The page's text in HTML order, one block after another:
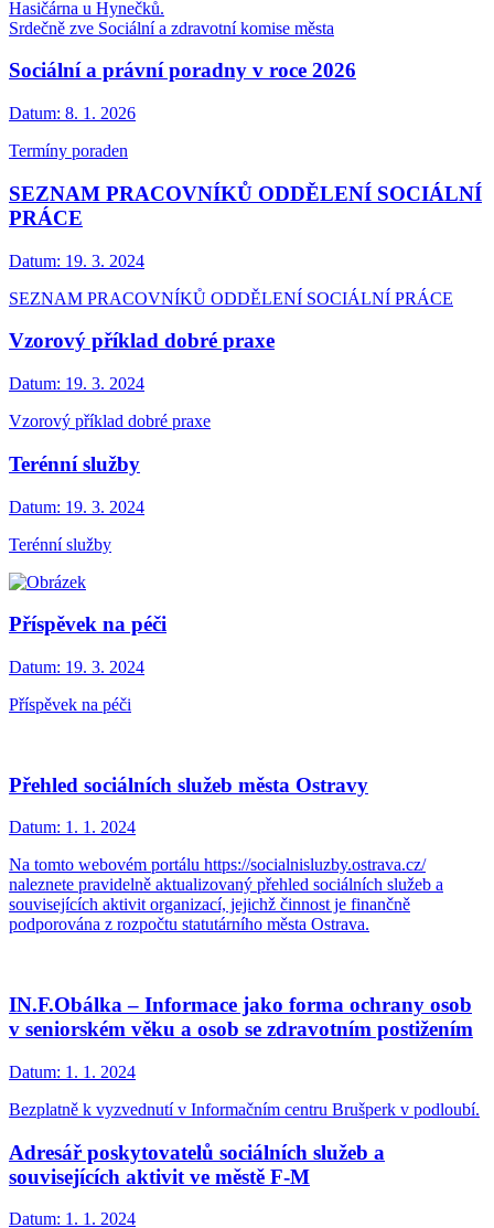
Hasičárna u Hynečků.
Srdečně zve Sociální a zdravotní komise města
Sociální a právní poradny v roce 2026
Datum: 8. 1. 2026
Termíny poraden
SEZNAM PRACOVNÍKŮ ODDĚLENÍ SOCIÁLNÍ
PRÁCE
Datum: 19. 3. 2024
SEZNAM PRACOVNÍKŮ ODDĚLENÍ SOCIÁLNÍ PRÁCE
Vzorový příklad dobré praxe
Datum: 19. 3. 2024
Vzorový příklad dobré praxe
Terénní služby
Datum: 19. 3. 2024
Terénní služby
Příspěvek na péči
Datum: 19. 3. 2024
Příspěvek na péči
Přehled sociálních služeb města Ostravy
Datum: 1. 1. 2024
Na tomto webovém portálu https://socialnisluzby.ostrava.cz/
naleznete pravidelně aktualizovaný přehled sociálních služeb a
souvisejících aktivit organizací, jejichž činnost je finančně
podporována z rozpočtu statutárního města Ostrava.
IN.F.Obálka – Informace jako forma ochrany osob
v seniorském věku a osob se zdravotním postižením
Datum: 1. 1. 2024
Bezplatně k vyzvednutí v Informačním centru Brušperk v podloubí.
Adresář poskytovatelů sociálních služeb a
souvisejících aktivit ve městě F-M
Datum: 1. 1. 2024